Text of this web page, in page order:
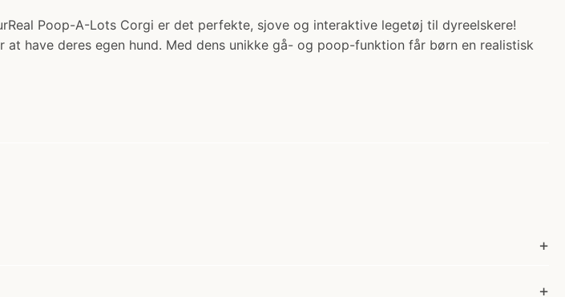
Poop-A-Lots Corgi er det perfekte, sjove og interaktive legetøj til dyreelskere!
have deres egen hund. Med dens unikke gå- og poop-funktion får børn en realistisk